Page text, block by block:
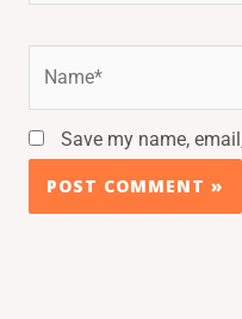
Save my name,